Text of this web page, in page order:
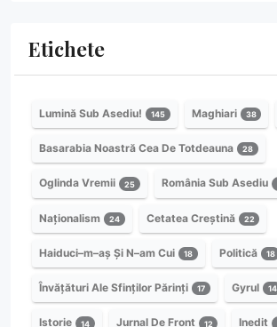
Etichete
Lumină Sub Asediu! 145 Maghiari 38
Basarabia Noastră Cea De Totdeauna 28
Oglinda Vremii 25 România Sub Asediu
Naționalism 24 Cetatea Creștină 22
Haiduci–m–aș Și N–am Cui 18 Politică 18
Învățături Ale Sfinților Părinți 17 Gyrul 14
Istorie 14 Jurnal De Front 12 Inedit